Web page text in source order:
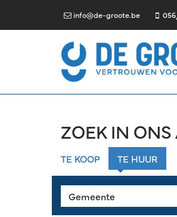
info@de-groote.be
ZOEK IN
Gemeente
TE KOOP TE HUUR